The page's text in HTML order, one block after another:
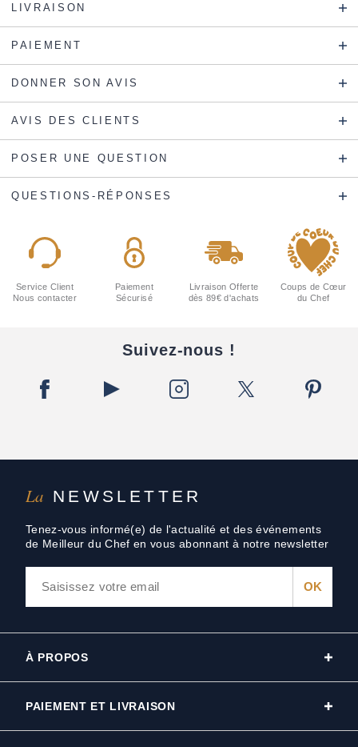
LIVRAISON
PAIEMENT
DONNER SON AVIS
AVIS DES CLIENTS
POSER UNE QUESTION
QUESTIONS-RÉPONSES
La NEWSLETTER
Tenez-vous informé(e) de l'actualité et des événements
de Meilleur du Chef en vous abonnant à notre newsletter
Service Client
Nous contacter
Paiement
Sécurisé
Livraison Offerte
dès 89€ d'achats
Coups de Cœur
du Chef
Suivez-nous !
À PROPOS
PAIEMENT ET LIVRAISON